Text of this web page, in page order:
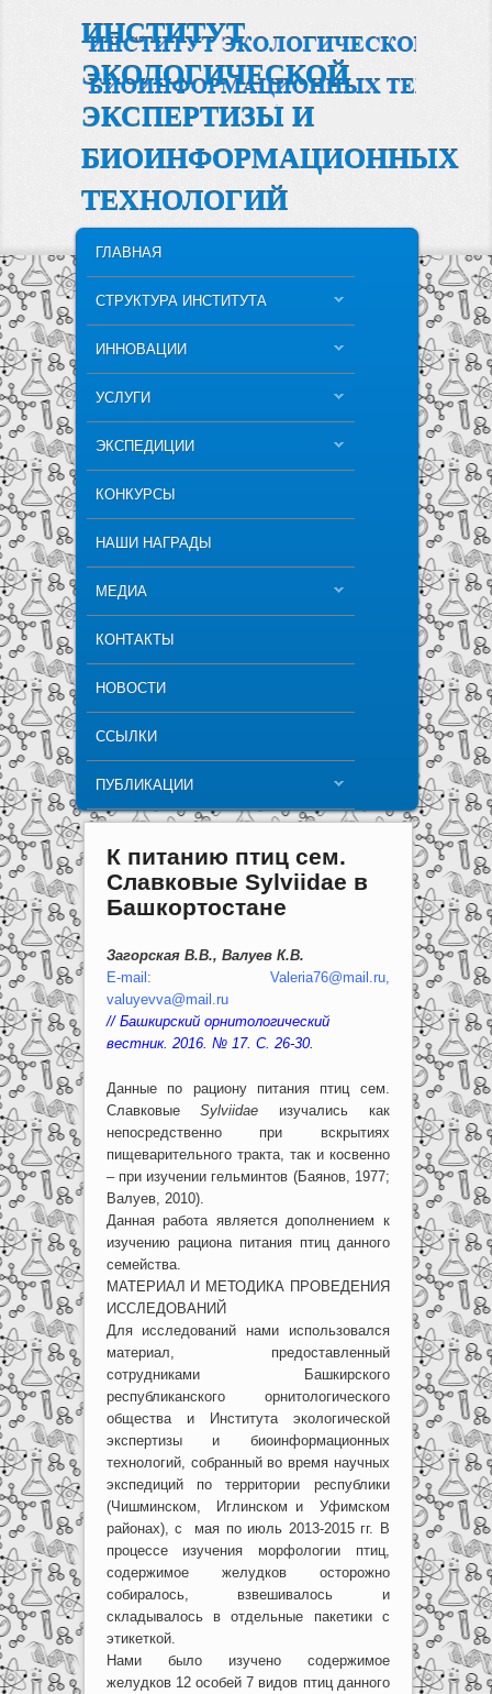
ИНСТИТУТ
ЭКОЛОГИЧЕСКОЙ
ЭКСПЕРТИЗЫ И
БИОИНФОРМАЦИОННЫХ
ТЕХНОЛОГИЙ
SKIP TO PRIMARY CONTENT
SKIP TO SECONDARY CONTENT
ГЛАВНАЯ
СТРУКТУРА ИНСТИТУТА
ИННОВАЦИИ
УСЛУГИ
ЭКСПЕДИЦИИ
КОНКУРСЫ
НАШИ НАГРАДЫ
МЕДИА
КОНТАКТЫ
НОВОСТИ
ССЫЛКИ
ПУБЛИКАЦИИ
К питанию птиц сем.
Славковые Sylviidae в
Башкортостане
Загорская В.В., Валуев К.В.
E-mail: Valeria76@mail.ru,
valuyevva@mail.ru
// Башкирский орнитологический
вестник. 2016. № 17. С. 26-30.
Данные по рациону питания птиц сем.
СлавковыеSylviidae изучались как
непосредственно при вскрытиях
пищеварительного тракта, так и косвенно
– при изучении гельминтов (Баянов, 1977;
Валуев, 2010).
Данная работа является дополнением к
изучению рациона питания птиц данного
семейства.
МАТЕРИАЛ И МЕТОДИКА ПРОВЕДЕНИЯ
ИССЛЕДОВАНИЙ
Для исследований нами использовался
материал, предоставленный
сотрудниками Башкирского
республиканского орнитологического
общества и Института экологической
экспертизы и биоинформационных
технологий, собранный во время научных
экспедиций по территории республики
(Чишминском, Иглинском и Уфимском
районах), с мая по июль 2013-2015 гг. В
процессе изучения морфологии птиц,
содержимое желудков осторожно
собиралось, взвешивалось и
складывалось в отдельные пакетики с
этикеткой.
Нами было изучено содержимое
желудков 12 особей 7 видов птиц данного